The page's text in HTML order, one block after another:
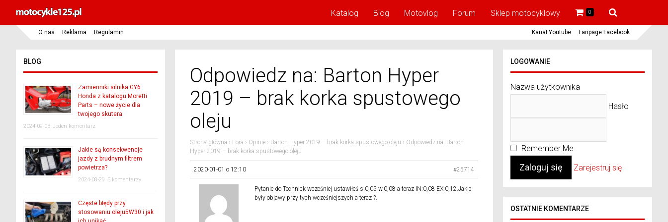
Katalog Blog Motovlog Forum Sklep motocyklowy 0
O nas Reklama Regulamin Kanał Youtube Fanpage Facebook
Odpowiedz na: Barton Hyper
2019 – brak korka spustowego
oleju
Strona główna › Fora › Opinie › Barton Hyper 2019 – brak korka spustowego oleju › Odpowiedz na: Barton
Hyper 2019 – brak korka spustowego oleju
2020-01-01 o 12:10 #25714
Pytanie do Technick wcześniej ustawiłeś s.0,05 w.0,08 a teraz IN:0,08 EX:0,12.Jakie
były objawy przy tych wcześniejszych a teraz ?.
BLOG
Zamienniki silnika GY6
Honda z katalogu Moretti
Parts – nowe życie dla
twojego skutera
2024-09-03 Jeden komentarz
Jakie są konsekwencje
jazdy z brudnym filtrem
powietrza?
2024-08-29 5 komentarzy
Częste błędy przy
stosowaniu oleju5W30 i jak
LOGOWANIE
Nazwa użytkownika
Hasło
Remember Me
Zarejestruj się
OSTATNIE KOMENTARZE